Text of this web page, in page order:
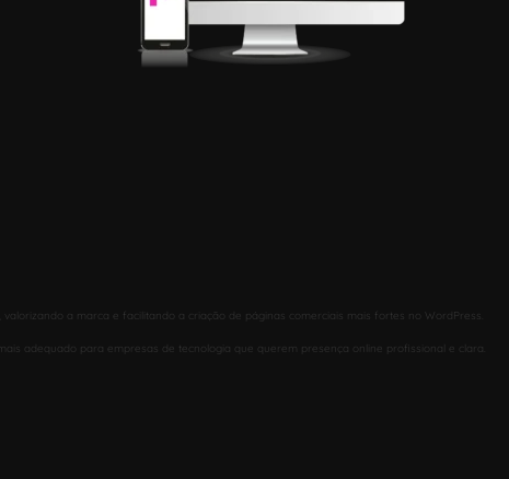
a marca e facilitando a criação de páginas comerciais mais fortes no WordPress.
adequado para empresas de tecnologia que querem presença online profissional e clara.